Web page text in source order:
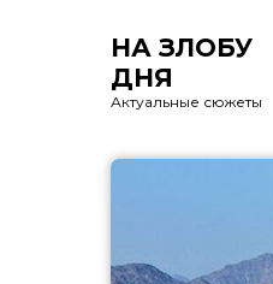
НА ЗЛОБУ
ДНЯ
Актуальные сюжеты